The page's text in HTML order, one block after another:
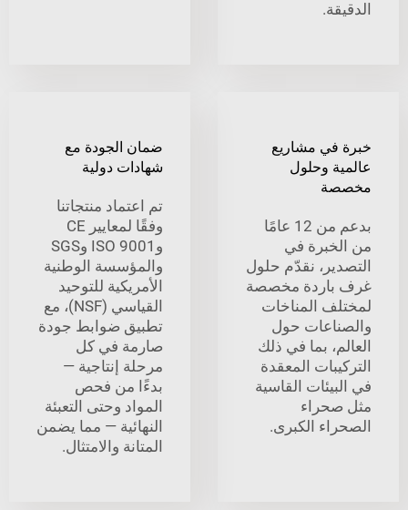
مشاريع
وحلول
بدعم من 12 عامًا
في
نقدّم حلول
مخصصة
المناخات
حول
بما في ذلك
المعقدة
القاسية
الكبرى.
ضمان الجودة مع
شهادات دولية
تم اعتماد منتجاتنا
وفقًا لمعايير CE
وISO 9001 وSGS
والمؤسسة الوطنية
الأمريكية للتوحيد
القياسي (NSF)، مع
تطبيق ضوابط جودة
صارمة في كل
مرحلة إنتاجية —
بدءًا من فحص
المواد وحتى التعبئة
النهائية — مما يضمن
المتانة والامتثال.